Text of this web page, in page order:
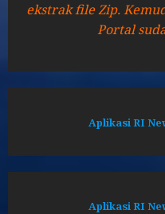
ekstrak file Zip.
Portal
Aplikasi RI
Aplikasi RI